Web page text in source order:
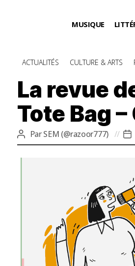
MUSIQUE
Catégories
ACTUALITÉS CULTURE & ARTS
La revue
Tote Bag
Auteur
de
l’article
ParSEM (@razoor777)